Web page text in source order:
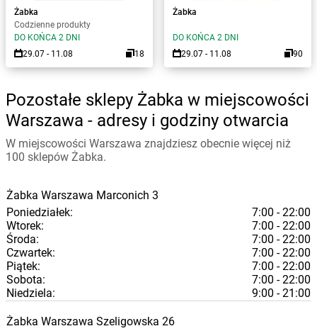
Żabka
Codzienne produkty
DO KOŃCA 2 DNI
29.07 - 11.08
18
Żabka
DO KOŃCA 2 DNI
29.07 - 11.08
90
Pozostałe sklepy Żabka w miejscowości
Warszawa - adresy i godziny otwarcia
W miejscowości Warszawa znajdziesz obecnie więcej niż
100 sklepów Żabka.
Żabka Warszawa Marconich 3
Poniedziałek:
7:00 - 22:00
Wtorek:
7:00 - 22:00
Środa:
7:00 - 22:00
Czwartek:
7:00 - 22:00
Piątek:
7:00 - 22:00
Sobota:
7:00 - 22:00
Niedziela:
9:00 - 21:00
Żabka Warszawa Szeligowska 26